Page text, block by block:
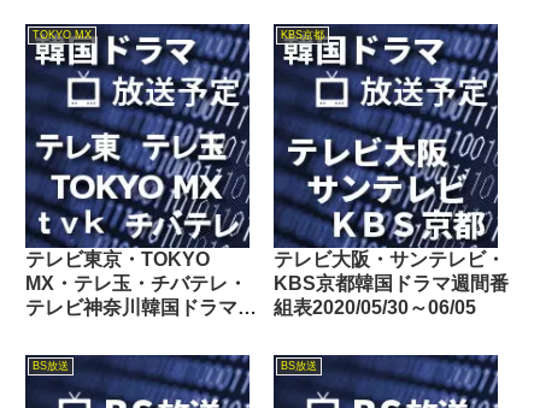
05/13
TOKYO MX
テレビ東京・TOKYO
MX・テレ玉・チバテレ・
テレビ神奈川韓国ドラマ週
12/19
KBS京都
テレビ大阪・サンテレビ・
KBS京都韓国ドラマ週間番
組表2020/05/30～06/05
BS放送 BS放送